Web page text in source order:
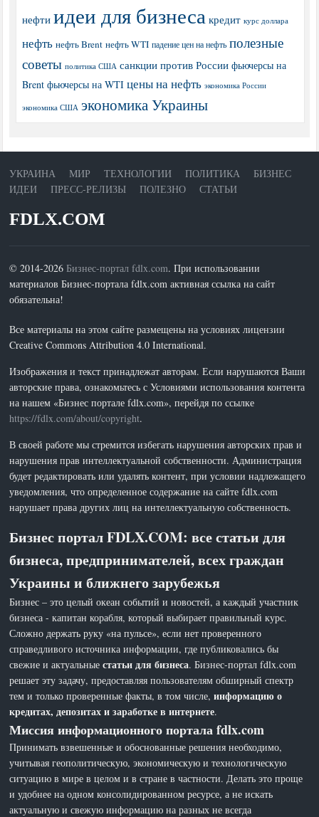
нефти идеи для бизнеса кредит курс доллара
нефть нефть Brent нефть WTI падение цен на нефть полезные
советы политика США санкции против России фьючерсы на
Brent фьючерсы на WTI цены на нефть экономика России
экономика США экономика Украины
УКРАИНА МИР ТЕХНОЛОГИИ ПОЛИТИКА
БИЗНЕС
ИДЕИ
ПРЕСС-РЕЛИЗЫ ПОЛЕЗНО СТАТЬИ
FDLX.COM
© 2014-2026 Бизнес-портал fdlx.com. При использовании
материалов Бизнес-портала fdlx.com активная ссылка на сайт
обязательна!
Все материалы на этом сайте размещены на условиях лицензии
Creative Commons Attribution 4.0 International.
Изображения и текст принадлежат авторам. Если нарушаются Ваши
авторские права, ознакомьтесь с Условиями использования контента
на нашем «Бизнес портале fdlx.com», перейдя по ссылке
https://fdlx.com/about/copyright.
В своей работе мы стремится избегать нарушения авторских прав и
нарушения прав интеллектуальной собственности. Администрация
будет редактировать или удалять контент, при условии надлежащего
уведомления, что определенное содержание на сайте fdlx.com
нарушает права других лиц на интеллектуальную собственность.
Бизнес портал FDLX.COM: все статьи для
бизнеса, предпринимателей, всех граждан
Украины и ближнего зарубежья
Бизнес – это целый океан событий и новостей, а каждый участник
бизнеса - капитан корабля, который выбирает правильный курс.
Сложно держать руку «на пульсе», если нет проверенного
справедливого источника информации, где публиковались бы
свежие и актуальныестатьи для бизнеса. Бизнес-портал fdlx.com
решает эту задачу, предоставляя пользователям обширный спектр
тем и только проверенные факты, в том числе,информацию о
кредитах, депозитах и заработке в интернете.
Миссия информационного портала fdlx.com
Принимать взвешенные и обоснованные решения необходимо,
учитывая геополитическую, экономическую и технологическую
ситуацию в мире в целом и в стране в частности. Делать это проще
и удобнее на одном консолидированном ресурсе, а не искать
актуальную и свежую информацию на разных не всегда